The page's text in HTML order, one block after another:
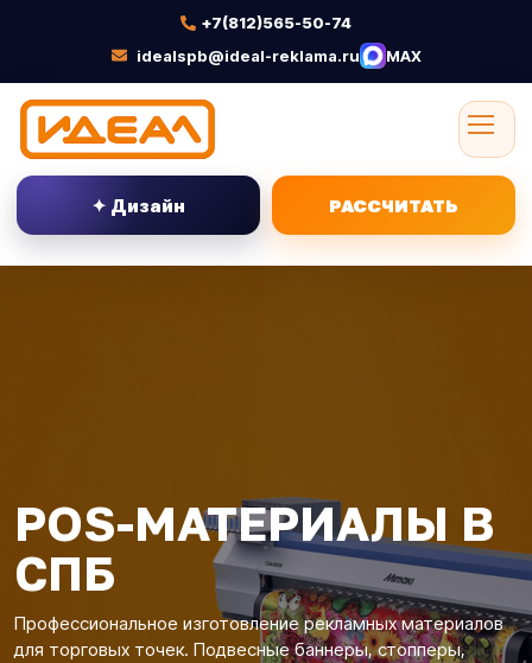
+7(812)565-50-74
idealspb@ideal-reklama.ru
MAX
✦ Дизайн РАССЧИТАТЬ
POS-МАТЕРИАЛЫ В
СПБ
Профессиональное изготовление рекламных материалов
для торговых точек. Подвесные баннеры, стопперы,